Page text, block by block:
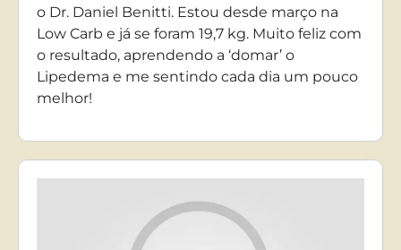
o Dr. Daniel Benitti. Estou desde março na
Low Carb e já se foram 19,7 kg. Muito feliz com
o resultado, aprendendo a ‘domar’ o
Lipedema e me sentindo cada dia um pouco
melhor!